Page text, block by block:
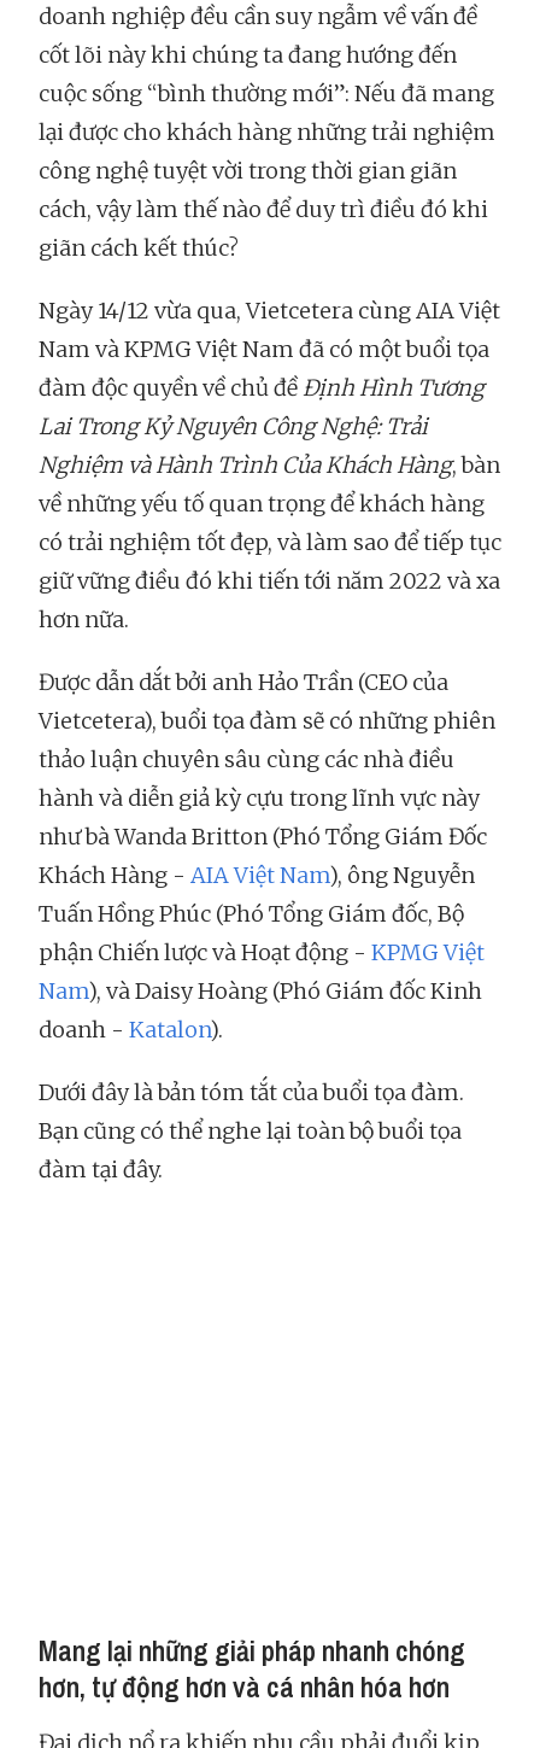
doanh nghiệp đều cần suy ngẫm về vấn đề
cốt lõi này khi chúng ta đang hướng đến
cuộc sống “bình thường mới”: Nếu đã mang
lại được cho khách hàng những trải nghiệm
công nghệ tuyệt vời trong thời gian giãn
cách, vậy làm thế nào để duy trì điều đó khi
giãn cách kết thúc?
Ngày 14/12 vừa qua, Vietcetera cùng AIA Việt
Nam và KPMG Việt Nam đã có một buổi tọa
đàm độc quyền về chủ đềĐịnh Hình Tương
Lai Trong Kỷ Nguyên Công Nghệ: Trải
Nghiệm và Hành Trình Của Khách Hàng, bàn
về những yếu tố quan trọng để khách hàng
có trải nghiệm tốt đẹp, và làm sao để tiếp tục
giữ vững điều đó khi tiến tới năm 2022 và xa
hơn nữa.
Được dẫn dắt bởi anh Hảo Trần (CEO của
Vietcetera), buổi tọa đàm sẽ có những phiên
thảo luận chuyên sâu cùng các nhà điều
hành và diễn giả kỳ cựu trong lĩnh vực này
như bà Wanda Britton (Phó Tổng Giám Đốc
Khách Hàng - AIA Việt Nam), ông Nguyễn
Tuấn Hồng Phúc (Phó Tổng Giám đốc, Bộ
phận Chiến lược và Hoạt động - KPMG Việt
Nam), và Daisy Hoàng (Phó Giám đốc Kinh
doanh - Katalon).
Dưới đây là bản tóm tắt của buổi tọa đàm.
Bạn cũng có thể nghe lại toàn bộ buổi tọa
đàm tại đây.
Mang lại những giải pháp nhanh chóng
hơn, tự động hơn và cá nhân hóa hơn
Đại dịch nổ ra khiến nhu cầu phải đuổi kịp